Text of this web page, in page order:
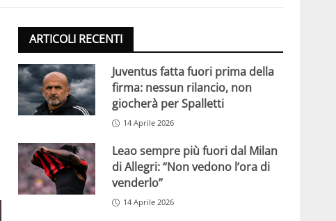
ARTICOLI RECENTI
Juventus fatta fuori prima della
firma: nessun rilancio, non
giocherà per Spalletti
14 Aprile 2026
Leao sempre più fuori dal Milan
di Allegri: “Non vedono l’ora di
venderlo”
14 Aprile 2026